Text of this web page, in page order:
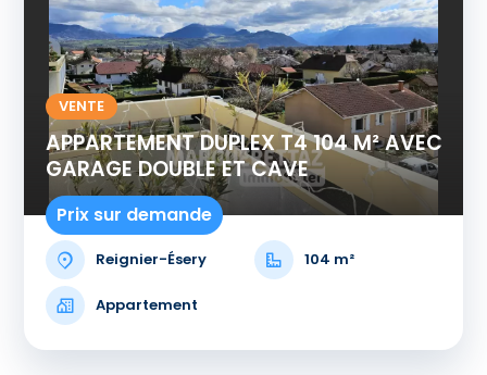
VENTE
APPARTEMENT DUPLEX T4 104 M² AVEC
GARAGE DOUBLE ET CAVE
Prix sur demande
Reignier-Ésery 104 m²
Appartement